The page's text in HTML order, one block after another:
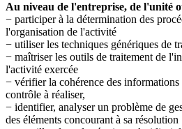
Au niveau de l'entreprise, de l'unité
− participer à la détermination des
l'organisation de l'activité
− utiliser les techniques génériques de
− maîtriser les outils de traitement de
l'activité exercée
− vérifier la cohérence des informations
contrôle à réaliser,
− identifier, analyser un problème de
des éléments concourant à sa résolution